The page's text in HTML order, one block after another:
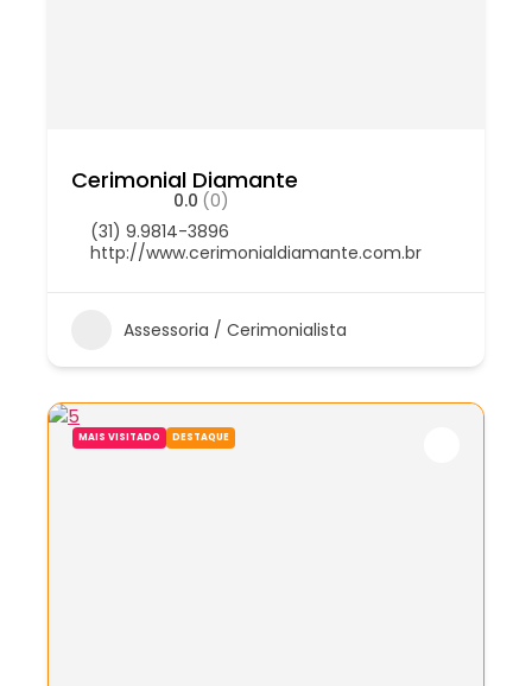
Cerimonial Diamante
0.0 (0)
(31) 9.9814-3896
http://www.cerimonialdiamante.com.br
Assessoria / Cerimonialista
MAIS VISITADO DESTAQUE